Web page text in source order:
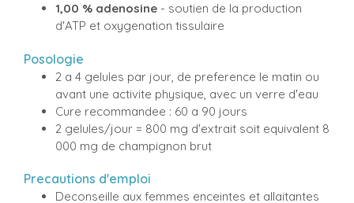
1,00 % adenosine - soutien de la production
d'ATP et oxygenation tissulaire
Posologie
2 a 4 gelules par jour, de preference le matin ou
avant une activite physique, avec un verre d'eau
Cure recommandee : 60 a 90 jours
2 gelules/jour = 800 mg d'extrait soit equivalent 8
000 mg de champignon brut
Precautions d'emploi
Deconseille aux femmes enceintes et allaitantes